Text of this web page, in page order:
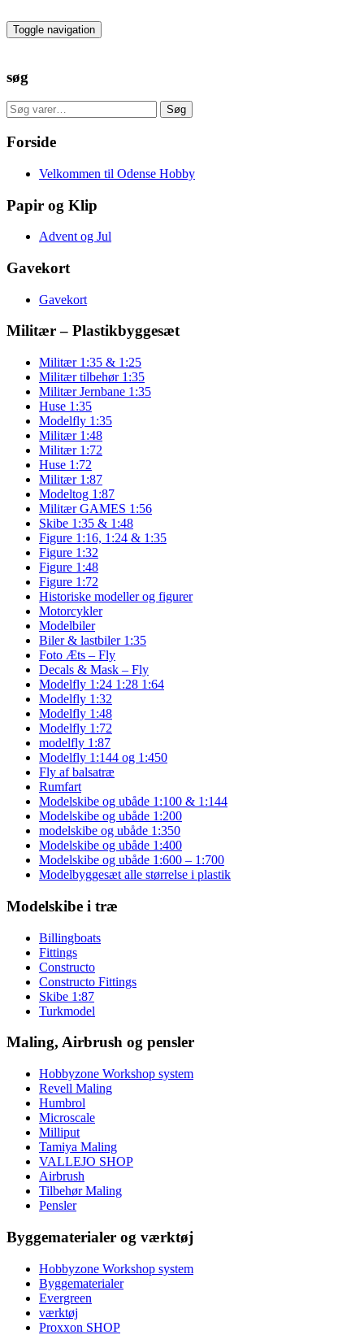
to
the
Toggle navigation
søg
Søg
efter:
Søg
Forside
Velkommen til Odense Hobby
Papir og Klip
Advent og Jul
Gavekort
Gavekort
Militær – Plastikbyggesæt
Militær 1:35 & 1:25
Militær tilbehør 1:35
Militær Jernbane 1:35
Huse 1:35
Modelfly 1:35
Militær 1:48
Militær 1:72
Huse 1:72
Militær 1:87
Modeltog 1:87
Militær GAMES 1:56
Skibe 1:35 & 1:48
Figure 1:16, 1:24 & 1:35
Figure 1:32
Figure 1:48
Figure 1:72
Historiske modeller og figurer
Motorcykler
Modelbiler
Biler & lastbiler 1:35
Foto Æts – Fly
Decals & Mask – Fly
Modelfly 1:24 1:28 1:64
Modelfly 1:32
Modelfly 1:48
Modelfly 1:72
modelfly 1:87
Modelfly 1:144 og 1:450
Fly af balsatræ
Rumfart
Modelskibe og ubåde 1:100 & 1:144
Modelskibe og ubåde 1:200
modelskibe og ubåde 1:350
Modelskibe og ubåde 1:400
Modelskibe og ubåde 1:600 – 1:700
Modelbyggesæt alle størrelse i plastik
Modelskibe i træ
Billingboats
Fittings
Constructo
Constructo Fittings
Skibe 1:87
Turkmodel
Maling, Airbrush og pensler
Hobbyzone Workshop system
Revell Maling
Humbrol
Microscale
Milliput
Tamiya Maling
VALLEJO SHOP
Airbrush
Tilbehør Maling
Pensler
Byggematerialer og værktøj
Hobbyzone Workshop system
Byggematerialer
Evergreen
værktøj
Proxxon SHOP